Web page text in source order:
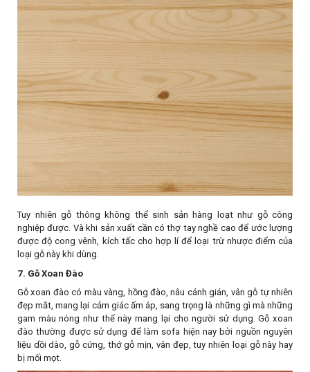
Tuy nhiên gỗ thông không thể sinh sản hàng loạt như gỗ công
nghiệp được. Và khi sản xuất cần có thợ tay nghề cao để ước lượng
được độ cong vênh, kích tấc cho hợp lí để loại trừ nhược điểm của
loại gỗ này khi dùng.
7. Gỗ Xoan Đào
Gỗ xoan đào có màu vàng, hồng đào, nâu cánh gián, vân gỗ tự nhiên
đẹp mắt, mang lại cảm giác ấm áp, sang trọng là những gì mà những
gam màu nóng như thế này mang lại cho người sử dụng. Gỗ xoan
đào thường được sử dụng để làm sofa hiện nay bởi nguồn nguyên
liệu dồi dào, gỗ cứng, thớ gỗ mịn, vân đẹp, tuy nhiên loại gỗ này hay
bị mối mọt.